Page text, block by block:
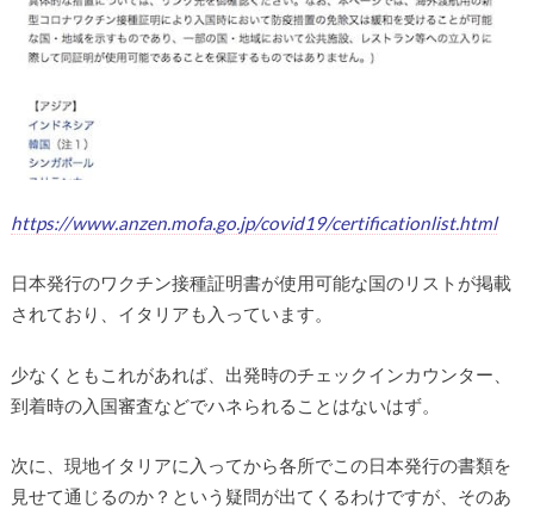
https://www.anzen.mofa.go.jp/covid19/certificationlist.html
日本発行のワクチン接種証明書が使用可能な国のリストが掲載
されており、イタリアも入っています。
少なくともこれがあれば、出発時のチェックインカウンター、
到着時の入国審査などでハネられることはないはず。
次に、現地イタリアに入ってから各所でこの日本発行の書類を
見せて通じるのか？という疑問が出てくるわけですが、そのあ